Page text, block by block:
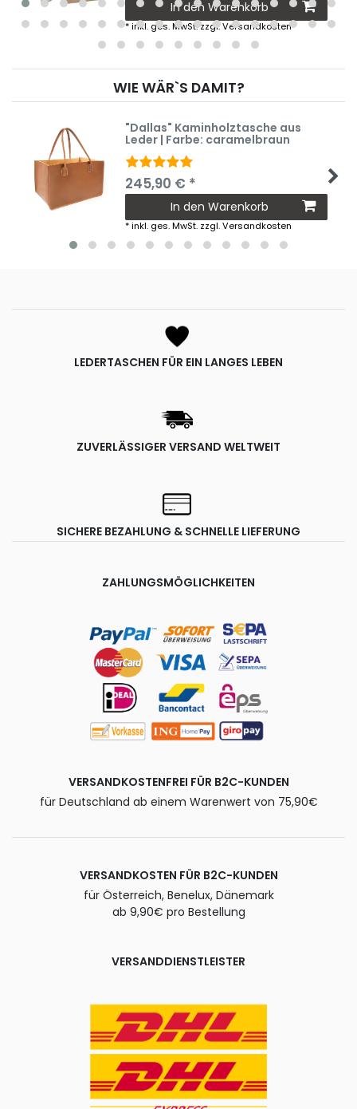
In den Warenkorb
*inkl. ges. MwSt.zzgl.Versandkosten
WIE WÄR`S DAMIT?
"Dallas" Kaminholztasche aus
Leder | Farbe: caramelbraun
245,90 € *
In den Warenkorb
*inkl. ges. MwSt. zzgl.Versandkosten
LEDERTASCHEN FÜR EIN LANGES LEBEN
ZUVERLÄSSIGER VERSAND WELTWEIT
SICHERE BEZAHLUNG & SCHNELLE LIEFERUNG
ZAHLUNGSMÖGLICHKEITEN
VERSANDKOSTENFREI FÜR B2C-KUNDEN
für Deutschland ab einem Warenwert von 75,90€
VERSANDKOSTEN FÜR B2C-KUNDEN
für Österreich, Benelux, Dänemark
ab 9,90€ pro Bestellung
VERSANDDIENSTLEISTER